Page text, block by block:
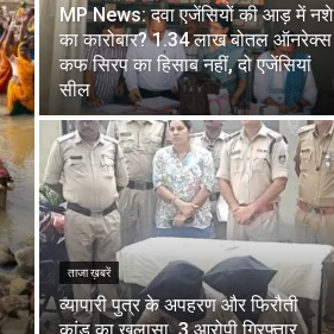
MP News: दवा एजेंसियों की आड़ में नशे
का कारोबार? 1.34 लाख बोतल ऑनरेक्स
कफ सिरप का हिसाब नहीं, दो एजेंसियां
सील
ताजा ख़बरें
व्यापारी पुत्र के अपहरण और फिरौती